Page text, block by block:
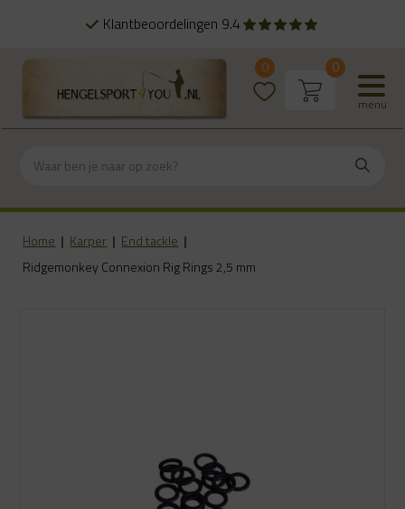
Alles uit eigen voorraad
menu
0 0
Home | Karper | End tackle |
Ridgemonkey Connexion Rig Rings 2,5 mm